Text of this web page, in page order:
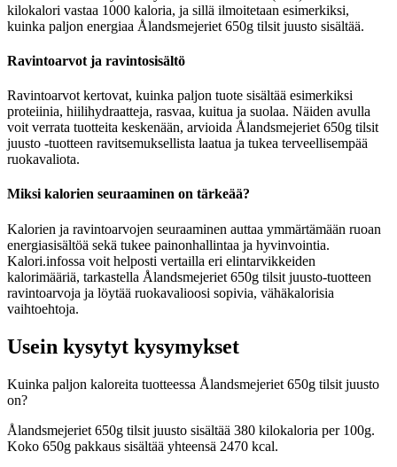
kilokalori vastaa 1000 kaloria, ja sillä ilmoitetaan esimerkiksi,
kuinka paljon energiaa Ålandsmejeriet 650g tilsit juusto sisältää.
Ravintoarvot ja ravintosisältö
Ravintoarvot kertovat, kuinka paljon tuote sisältää esimerkiksi
proteiinia, hiilihydraatteja, rasvaa, kuitua ja suolaa. Näiden avulla
voit verrata tuotteita keskenään, arvioida Ålandsmejeriet 650g tilsit
juusto -tuotteen ravitsemuksellista laatua ja tukea terveellisempää
ruokavaliota.
Miksi kalorien seuraaminen on tärkeää?
Kalorien ja ravintoarvojen seuraaminen auttaa ymmärtämään ruoan
energiasisältöä sekä tukee painonhallintaa ja hyvinvointia.
Kalori.infossa voit helposti vertailla eri elintarvikkeiden
kalorimääriä, tarkastella Ålandsmejeriet 650g tilsit juusto-tuotteen
ravintoarvoja ja löytää ruokavalioosi sopivia, vähäkalorisia
vaihtoehtoja.
Usein kysytyt kysymykset
Kuinka paljon kaloreita tuotteessa Ålandsmejeriet 650g tilsit juusto
on?
Ålandsmejeriet 650g tilsit juusto sisältää 380 kilokaloria per 100g.
Koko 650g pakkaus sisältää yhteensä 2470 kcal.